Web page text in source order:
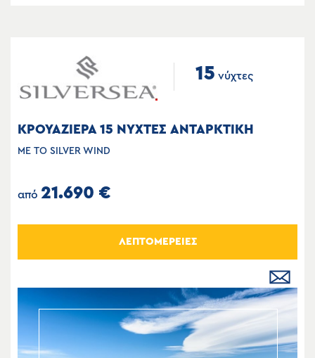
15 νύχτες
ΚΡΟΥΑΖΙΕΡΑ 15 ΝΥΧΤΕΣ ΑΝΤΑΡΚΤΙΚΗ
ΜΕ ΤΟ SILVER WIND
από 21.690 €
ΛΕΠΤΟΜΕΡΕΙΕΣ